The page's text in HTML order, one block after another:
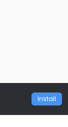
Install